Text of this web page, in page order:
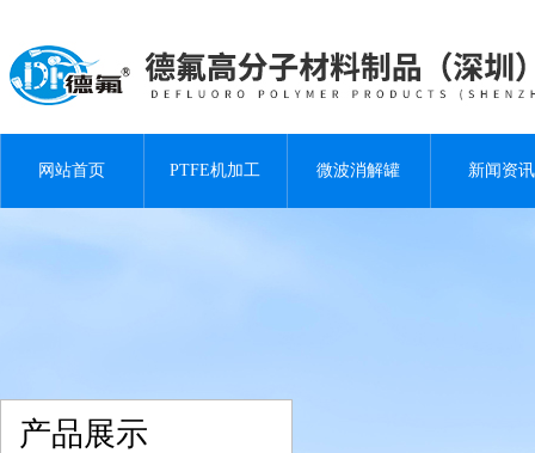
网站首页 PTFE机加工 微波消解罐 新闻资讯
产品展示